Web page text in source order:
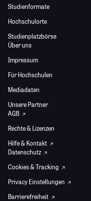
Studienformate
Hochschulorte
Studienplatzbörse
Über uns
Impressum
Für Hochschulen
Mediadaten
Unsere Partner
AGB
Rechte & Lizenzen
Hilfe & Kontakt
Datenschutz
Cookies & Tracking
Privacy Einstellungen
Barrierefreiheit